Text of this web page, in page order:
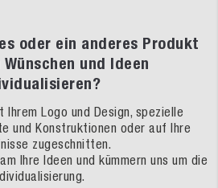
oder ein anderes Produkt
und Ideen
Logo und Design, spezielle
und Konstruktionen oder auf Ihre
zugeschnitten.
Ihre Ideen und kümmern uns um die